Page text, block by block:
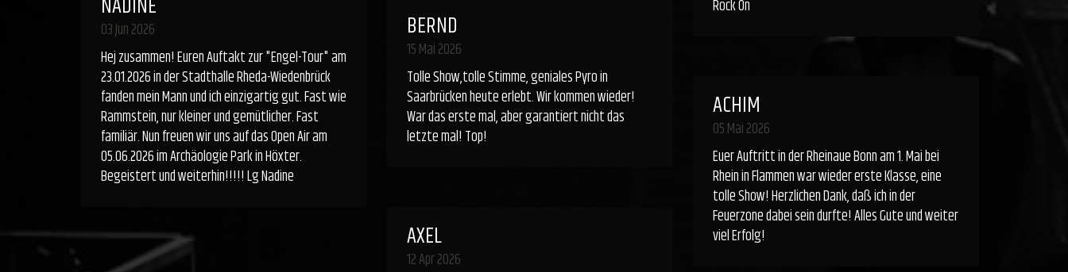
Rock On
NADINE
03 Jun 2026
Hej zusammen! Euren Auftakt zur "Engel-Tour" am
23.01.2026 in der Stadthalle Rheda-Wiedenbrück
fanden mein Mann und ich einzigartig gut. Fast wie
Rammstein, nur kleiner und gemütlicher. Fast
familiär. Nun freuen wir uns auf das Open Air am
05.06.2026 im Archäologie Park in Höxter.
Begeistert und weiterhin!!!!! Lg Nadine
BERND
15 Mai 2026
Tolle Show,tolle Stimme, geniales Pyro in
Saarbrücken heute erlebt. Wir kommen wieder!
War das erste mal, aber garantiert nicht das
letzte mal! Top!
ACHIM
05 Mai 2026
Euer Auftritt in der Rheinaue Bonn am 1. Mai bei
Rhein in Flammen war wieder erste Klasse, eine
tolle Show! Herzlichen Dank, daß ich in der
Feuerzone dabei sein durfte! Alles Gute und weiter
viel Erfolg!
AXEL
12 Apr 2026